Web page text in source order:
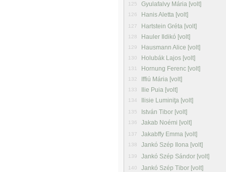
125 Gyulafalvy Mária [volt]
126 Hanis Aletta [volt]
127 Hartstein Gréta [volt]
128 Hauler Ildikó [volt]
129 Hausmann Alice [volt]
130 Holubák Lajos [volt]
131 Hornung Ferenc [volt]
132 Iffiú Mária [volt]
133 Ilie Puia [volt]
134 Ilisie Luminiţa [volt]
135 István Tibor [volt]
136 Jakab Noémi [volt]
137 Jakabffy Emma [volt]
138 Jankó Szép Ilona [volt]
139 Jankó Szép Sándor [volt]
140 Jankó Szép Tibor [volt]